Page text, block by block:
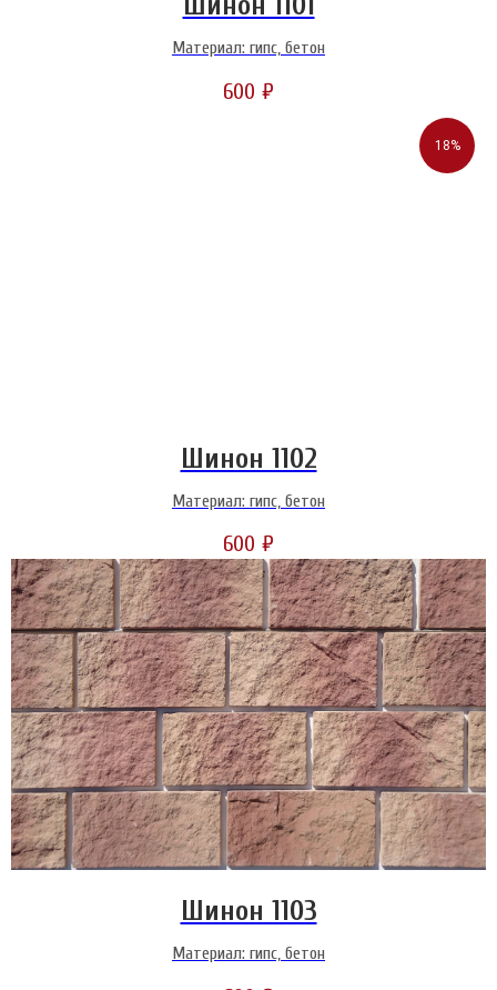
Материал: гипс, бетон
600 ₽
18%
Шинон 1102
Материал: гипс, бетон
600 ₽
Шинон 1103
Материал: гипс, бетон